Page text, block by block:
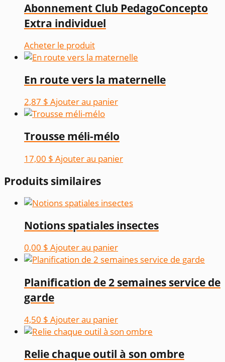
Abonnement Club PedagoConcepto
Extra individuel
Acheter le produit
En route vers la maternelle
2,87 $ Ajouter au panier
Trousse méli-mélo
17,00 $ Ajouter au panier
Produits similaires
Notions spatiales insectes
0,00 $ Ajouter au panier
Planification de 2 semaines service de
garde
4,50 $ Ajouter au panier
Relie chaque outil à son ombre